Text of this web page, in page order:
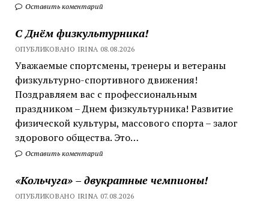
Оставить коментарий
С Днём физкультурника!
ОПУБЛИКОВАНО IRINA 08.08.2026
Уважаемые спортсмены, тренеры и ветераны
физкультурно-спортивного движения!
Поздравляем вас с профессиональным
праздником – Днем физкультурника! Развитие
физической культуры, массового спорта – залог
здорового общества. Это…
Оставить коментарий
«Кольчуга» – двукратные чемпионы!
ОПУБЛИКОВАНО IRINA 07.08.2026